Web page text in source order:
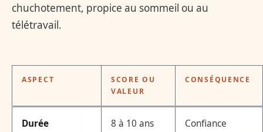
chuchotement, propice au sommeil ou au
télétravail.
ASPECT
SCORE OU
VALEUR
CONSÉQUENCE
Durée
8 à 10 ans
Confiance